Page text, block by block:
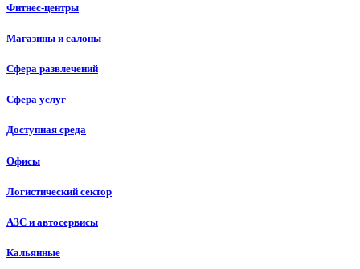
Фитнес-центры
Магазины и салоны
Сфера развлечений
Сфера услуг
Доступная среда
Офисы
Логистический сектор
АЗС и автосервисы
Кальянные